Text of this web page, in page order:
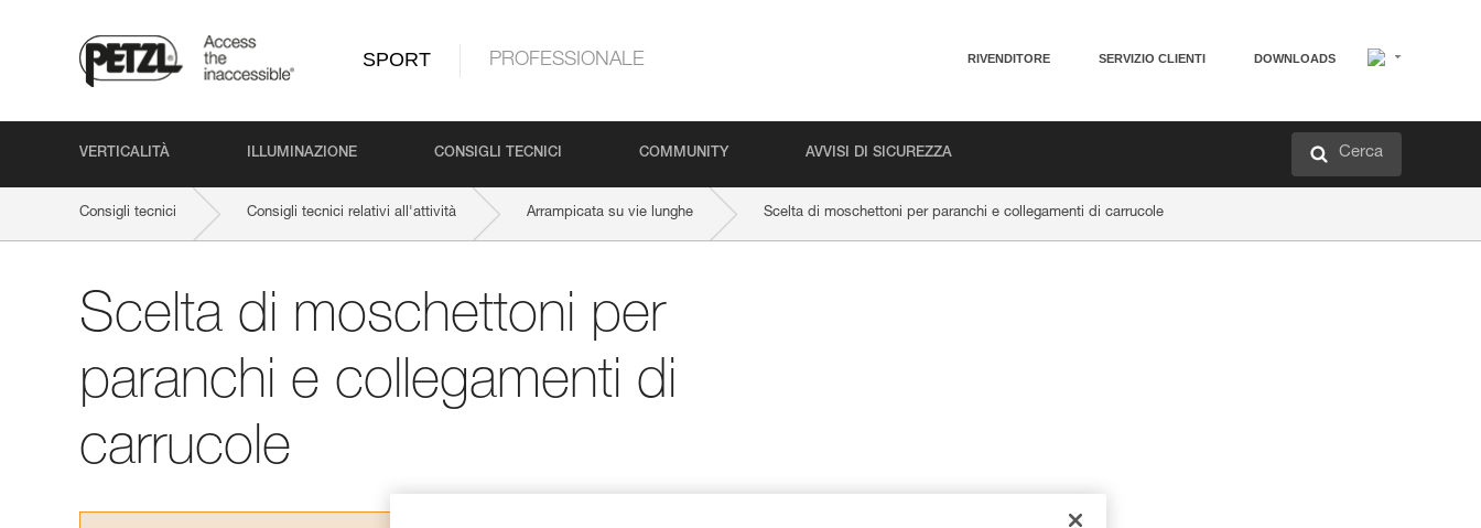
SPORT PROFESSIONALE RIVENDITORE SERVIZIO CLIENTI DOWNLOADS
VERTICALITÀ ILLUMINAZIONE CONSIGLI TECNICI COMMUNITY AVVISI DI SICUREZZA Cerca
Consigli tecnici Consigli tecnici relativi all'attività Arrampicata su vie lunghe Scelta di moschettoni per paranchi e collegamenti di carrucole
Scelta di moschettoni per
paranchi e collegamenti di
carrucole